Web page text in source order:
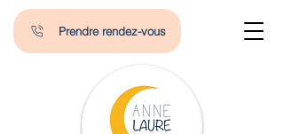
Prendre rendez-vous